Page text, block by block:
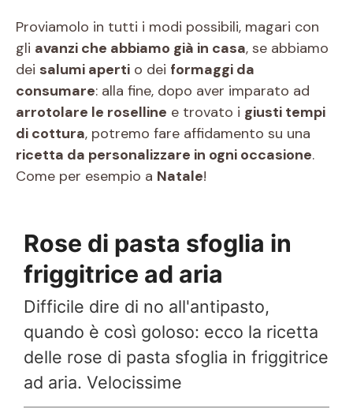
Proviamolo in tutti i modi possibili, magari con
gli avanzi che abbiamo già in casa, se abbiamo
dei salumi aperti o dei formaggi da
consumare: alla fine, dopo aver imparato ad
arrotolare le roselline e trovato i giusti tempi
di cottura, potremo fare affidamento su una
ricetta da personalizzare in ogni occasione.
Come per esempio a Natale!
Rose di pasta sfoglia in
friggitrice ad aria
Difficile dire di no all'antipasto,
quando è così goloso: ecco la ricetta
delle rose di pasta sfoglia in friggitrice
ad aria. Velocissime